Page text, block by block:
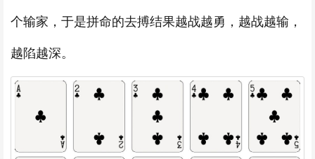
个输家，于是拼命的去搏结果越战越勇，越战越输，
越陷越深。